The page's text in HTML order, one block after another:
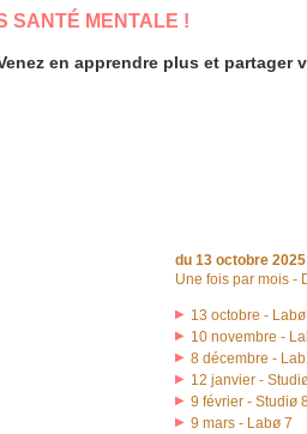
SANTÉ MENTALE !
en apprendre plus et partager
du 13 octobre 2025
Une fois par mois -
13 octobre -
10 novembre -
8 décembre -
12 janvier -
9 février - Studiø
9 mars - Labø 7